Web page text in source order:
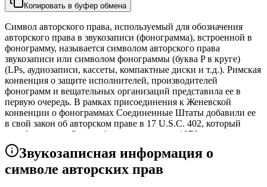
Копировать в буфер обмена
Символ авторского права, используемый для обозначения
авторского права в звукозаписи (фонограмма), встроенной в
фонограмму, называется символом авторского права
звукозаписи или символом фонограммы (буква P в круге)
(LPs, аудиозаписи, кассеты, компактные диски и т.д.). Римская
конвенция о защите исполнителей, производителей
фонограмм и вещательных организаций представила ее в
первую очередь. В рамках присоединения к Женевской
конвенции о фонограммах Соединенные Штаты добавили ее
в свой закон об авторском праве в 17 U.S.C. 402, который
кодифицировал Закон об авторском праве 1976 года.
Фонограмма, юридический термин, используемый в
большинстве англоговорящих стран для обозначения
произведений, известных в законе об авторском праве США
Звукозаписная информация о
символе авторских прав